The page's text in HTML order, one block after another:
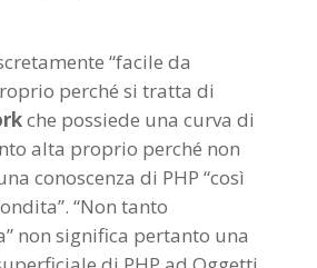
“facile da
perché si tratta di
che possiede una curva di
alta proprio perché non
conoscenza di PHP “così
“Non tanto
non significa pertanto una